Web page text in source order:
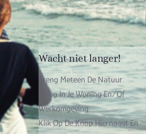
Wacht niet langer!
Breng Meteen De Natuur
Terug In Je Woning En/of
Werkomgeving.
Klik Op De Knop Hiernaast En